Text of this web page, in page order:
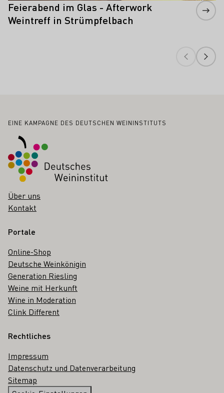
Feierabend im Glas - Afterwork
Weintreff in Strümpfelbach
Fußbereich
EINE KAMPAGNE DES DEUTSCHEN WEININSTITUTS
Über uns
Kontakt
Portale
Online-Shop
Deutsche Weinkönigin
Generation Riesling
Weine mit Herkunft
Wine in Moderation
Clink Different
Rechtliches
Impressum
Datenschutz und Datenverarbeitung
Sitemap